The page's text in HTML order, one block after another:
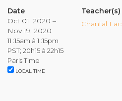
Building Compassion
Compassion
Organizational
Date
Oct 01, 2020 –
Nov 19, 2020
11 :15am à 1 :15pm
PST; 20h15 à 22h15
Paris Time
LOCAL TIME
Teacher(s)
Chantal